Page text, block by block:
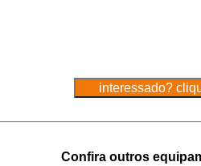
Confira outros